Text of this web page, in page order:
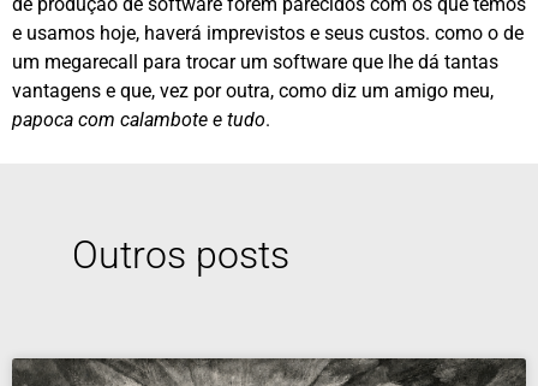
e usamos hoje, haverá imprevistos e seus custos. como o de
um megarecall para trocar um software que lhe dá tantas
vantagens e que, vez por outra, como diz um amigo meu,
papoca com calambote e tudo.
Outros posts